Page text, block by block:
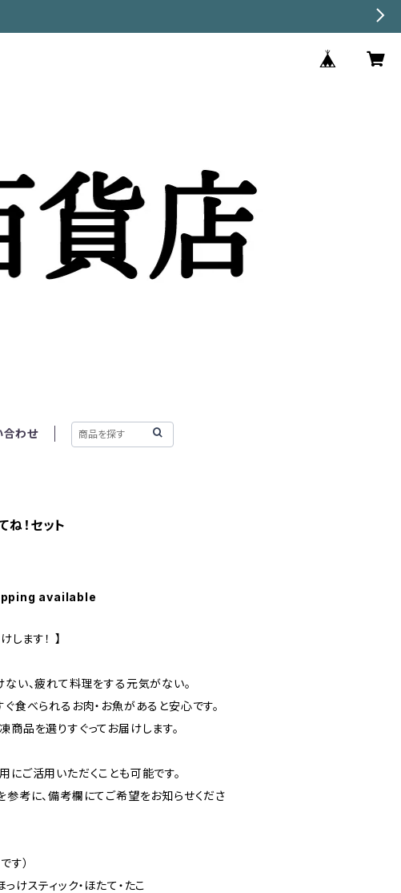
合わせ
！セット
available
します！ 】
い、疲れて料理をする元気がない。
食べられるお肉・お魚があると安心です。
品を選りすぐってお届けします。
ご活用いただくことも可能です。
考に、備考欄にてご希望をお知らせくださ
す）
けスティック・ほたて・たこ